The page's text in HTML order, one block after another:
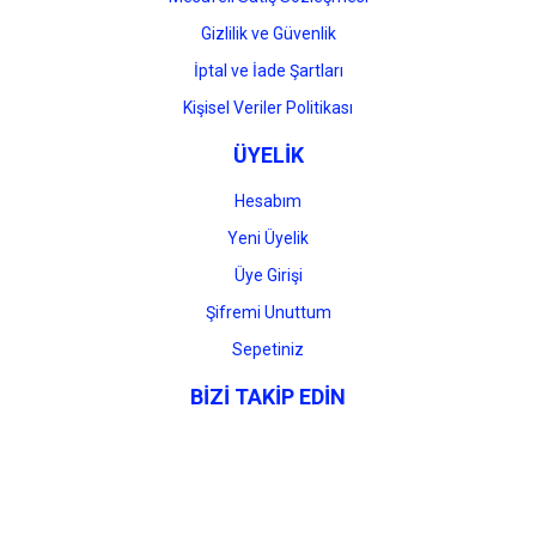
Gizlilik ve Güvenlik
İptal ve İade Şartları
Kişisel Veriler Politikası
ÜYELİK
Hesabım
Yeni Üyelik
Üye Girişi
Şifremi Unuttum
Sepetiniz
BİZİ TAKİP EDİN